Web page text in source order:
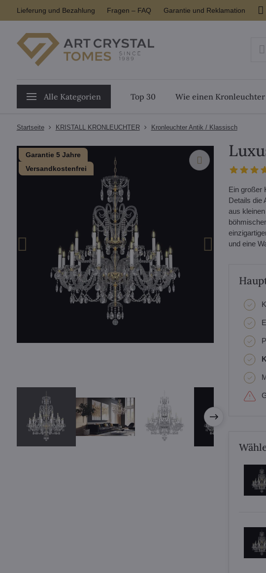
Lieferung und Bezahlung Fragen – FAQ Garantie und Reklamation
Alle Kategorien Top 30 Wie einen
Startseite KRISTALL KRONLEUCHTER Kronleuchter Antik / Klassisch
Garantie 5 Jahre
Versandkostenfrei
Ein großer
Details die
aus
und eine